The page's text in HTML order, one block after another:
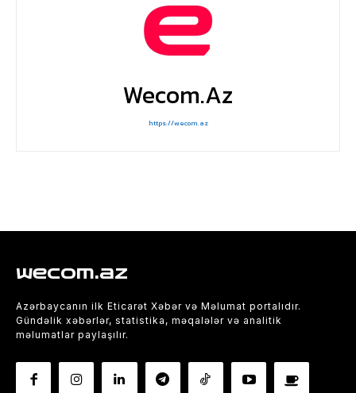
Wecom.az
https://wecom.az
wecom.az
Azərbaycanın ilk Eticarət Xəbər və Məlumat portalıdır.
Gündəlik xəbərlər, statistika, məqalələr və analitik
məlumatlar paylaşılır.